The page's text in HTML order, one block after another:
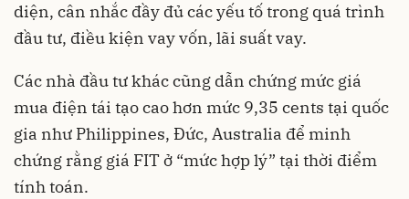
diện, cân nhắc đầy đủ các yếu tố trong quá trình
đầu tư, điều kiện vay vốn, lãi suất vay.
Các nhà đầu tư khác cũng dẫn chứng mức giá
mua điện tái tạo cao hơn mức 9,35 cents tại quốc
gia như Philippines, Đức, Australia để minh
chứng rằng giá FIT ở “mức hợp lý” tại thời điểm
tính toán.